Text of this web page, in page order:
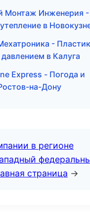
Монтаж Инженерия -
в
-
в Калуга
Express - Погода и
на-Дону
в регионе
страница →